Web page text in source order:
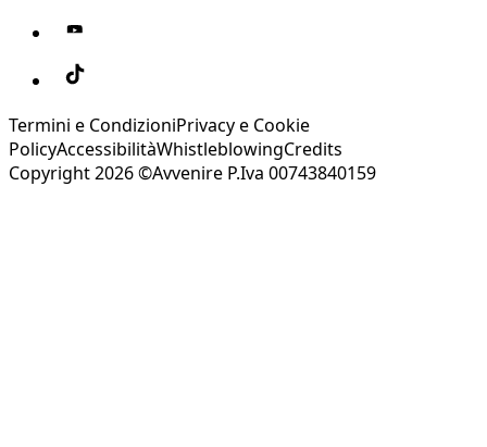
Termini e CondizioniPrivacy e Cookie
PolicyAccessibilitàWhistleblowingCredits
Copyright 2026 ©Avvenire P.Iva 00743840159